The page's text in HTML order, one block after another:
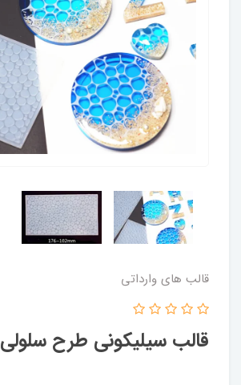
قالب های وارداتی
قالب سیلیکونی طرح سلولی